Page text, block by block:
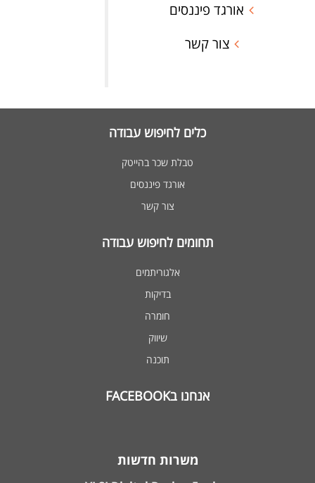
אורגד פיננסים
צור קשר
כלים לחיפוש עבודה
טבלת שכר בהייטק
אורגד פיננסים
צור קשר
תחומים לחיפוש עבודה
אלגוריתמים
בדיקות
חומרה
שיווק
תוכנה
אנחנו בFACEBOOK
משרות חדשות